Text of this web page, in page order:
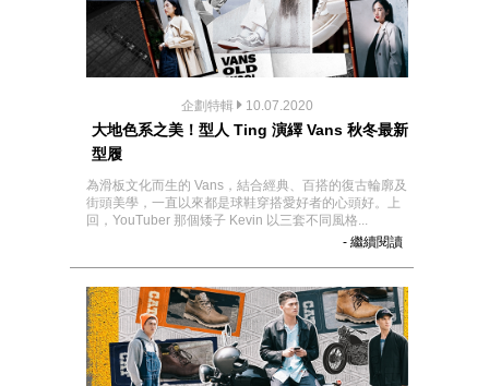
企劃特輯 10.07.2020
大地色系之美！型人 Ting 演繹 Vans 秋冬最新
型履
為滑板文化而生的 Vans，結合經典、百搭的復古輪廓及
街頭美學，一直以來都是球鞋穿搭愛好者的心頭好。上
回，YouTuber 那個矮子 Kevin 以三套不同風格...
- 繼續閱讀